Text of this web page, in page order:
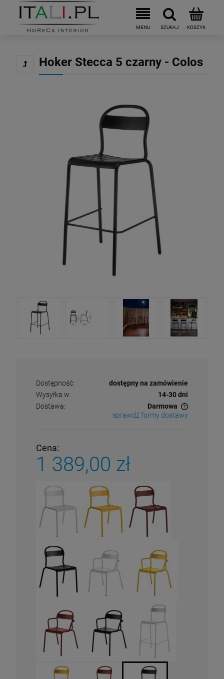
Hoker Stecca 5 czarny - Colos
Dostępność:
dostępny na zamówienie
Wysyłka w:
14-30 dni
Dostawa:
Darmowa
Cena nie zawiera ewentualnych kosztów płatności
sprawdź formy dostawy
Cena:
1 389,00 zł